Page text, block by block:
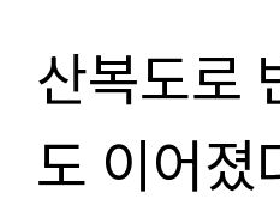
산복도로
도 이어졌